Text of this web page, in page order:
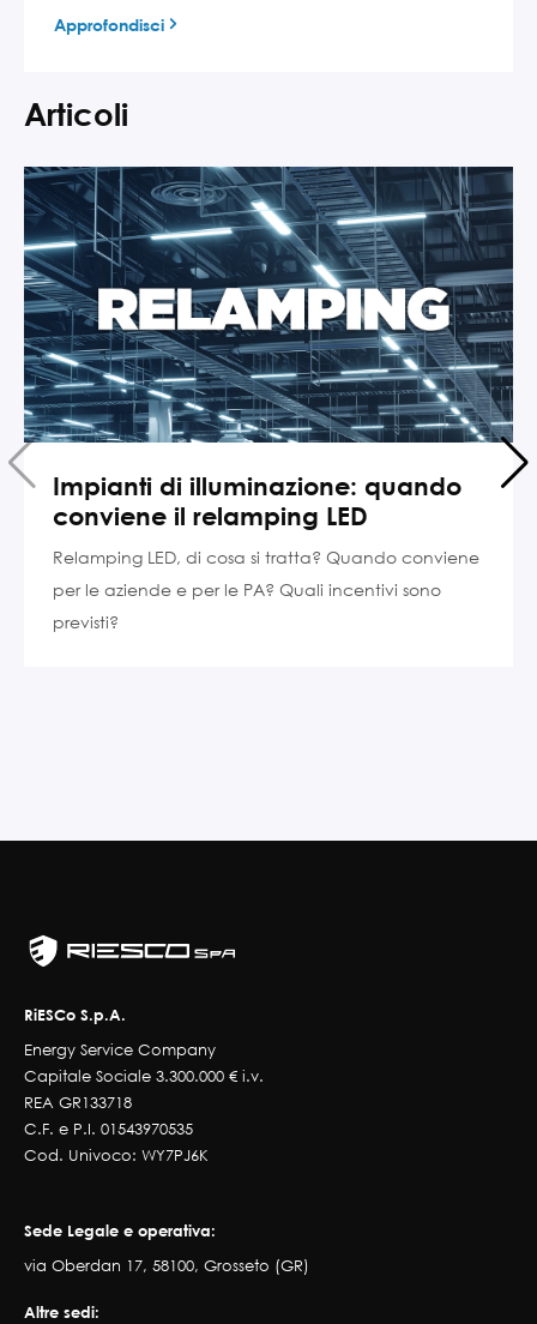
Approfondisci
Articoli
Impianti di illuminazione: quando
conviene il relamping LED
Relamping LED, di cosa si tratta? Quando conviene
per le aziende e per le PA? Quali incentivi sono
previsti?
RiESCo S.p.A.
Energy Service Company
Capitale Sociale 3.300.000 € i.v.
REA GR133718
C.F. e P.I. 01543970535
Cod. Univoco: WY7PJ6K
Sede Legale e operativa:
via Oberdan 17, 58100, Grosseto (GR)
Altre sedi: